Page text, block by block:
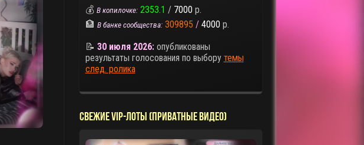
💰 В копилочке: 2353.1 / 7000 р.
🏦 В банке сообщества: 309895 / 4000 р.
📝 30 июля 2026:опубликованы
результаты голосования по выбору темы
след. ролика
СВЕЖИЕ VIP-ЛОТЫ (ПРИВАТНЫЕ ВИДЕО)